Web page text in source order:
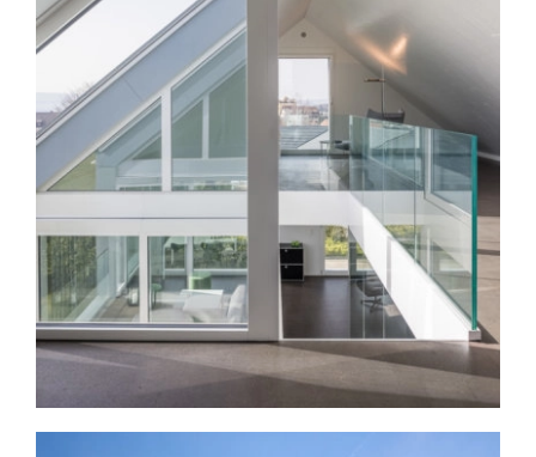
Markstein AG
Architektur